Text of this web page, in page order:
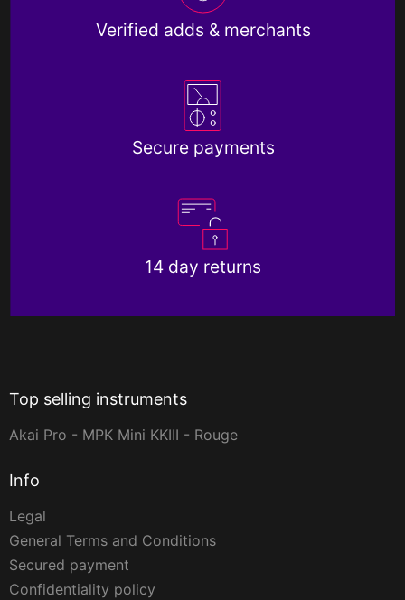
Verified adds & merchants
Secure payments
14 day returns
Top selling instruments
Akai Pro - MPK Mini KKIII - Rouge
Info
Legal
General Terms and Conditions
Secured payment
Confidentiality policy